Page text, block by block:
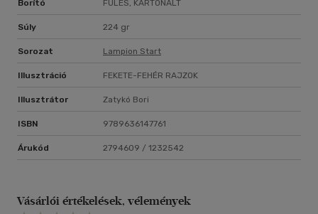
Borító FÜLES, KARTONÁLT
Súly 224 gr
Sorozat Lampion Start
Illusztráció FEKETE-FEHÉR RAJZOK
Illusztrátor Zatykó Bori
ISBN 9789636147761
Árukód 2794609 / 1232542
Vásárlói értékelések, vélemények